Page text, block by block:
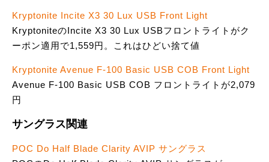
Kryptonite Incite X3 30 Lux USB Front Light
KryptoniteのIncite X3 30 Lux USBフロントライトがク
ーポン適用で1,559円。これはひどい捨て値
Kryptonite Avenue F-100 Basic USB COB Front Light
Avenue F-100 Basic USB COB フロントライトが2,079
円
サングラス関連
POC Do Half Blade Clarity AVIP サングラス